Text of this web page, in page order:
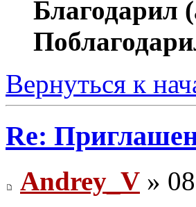
Благодарил
Вернуться к
Re:
Andrey_V »